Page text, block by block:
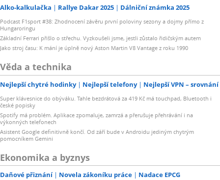
Alko-kalkulačka Rallye Dakar 2025 Dálniční známka 2025
Podcast F1sport #38: Zhodnocení závěru první poloviny sezony a dojmy přímo z
Hungaroringu
Základní Ferrari přišlo o střechu. Vyzkoušeli jsme, jestli zůstalo řidičským autem
Jako stroj času: K mání je úplně nový Aston Martin V8 Vantage z roku 1990
Věda a technika
Nejlepší chytré hodinky Nejlepší telefony Nejlepší VPN – srovnání
Super klávesnice do obýváku. Tahle bezdrátová za 419 Kč má touchpad, Bluetooth i
české popisky
Spotify má problém. Aplikace zpomaluje, zamrzá a přerušuje přehrávání i na
výkonných telefonech
Asistent Google definitivně končí. Od září bude v Androidu jediným chytrým
pomocníkem Gemini
Ekonomika a byznys
Daňové přiznání Novela zákoníku práce Nadace EPCG